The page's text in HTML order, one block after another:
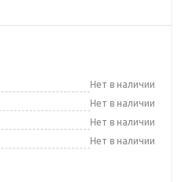
Нет в наличии
Нет в наличии
Нет в наличии
Нет в наличии